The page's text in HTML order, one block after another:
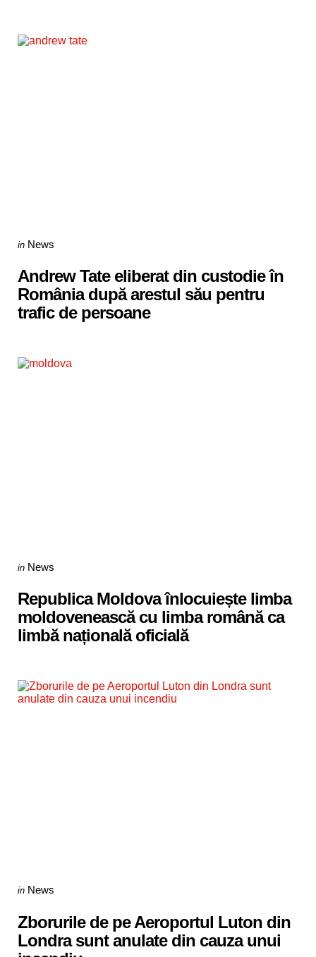
Categories
Posted
in News
Andrew Tate eliberat din custodie în
România după arestul său pentru
trafic de persoane
Categories
Posted
in News
Republica Moldova înlocuiește limba
moldovenească cu limba română ca
limbă națională oficială
Categories
Posted
in News
Zborurile de pe Aeroportul Luton din
Londra sunt anulate din cauza unui